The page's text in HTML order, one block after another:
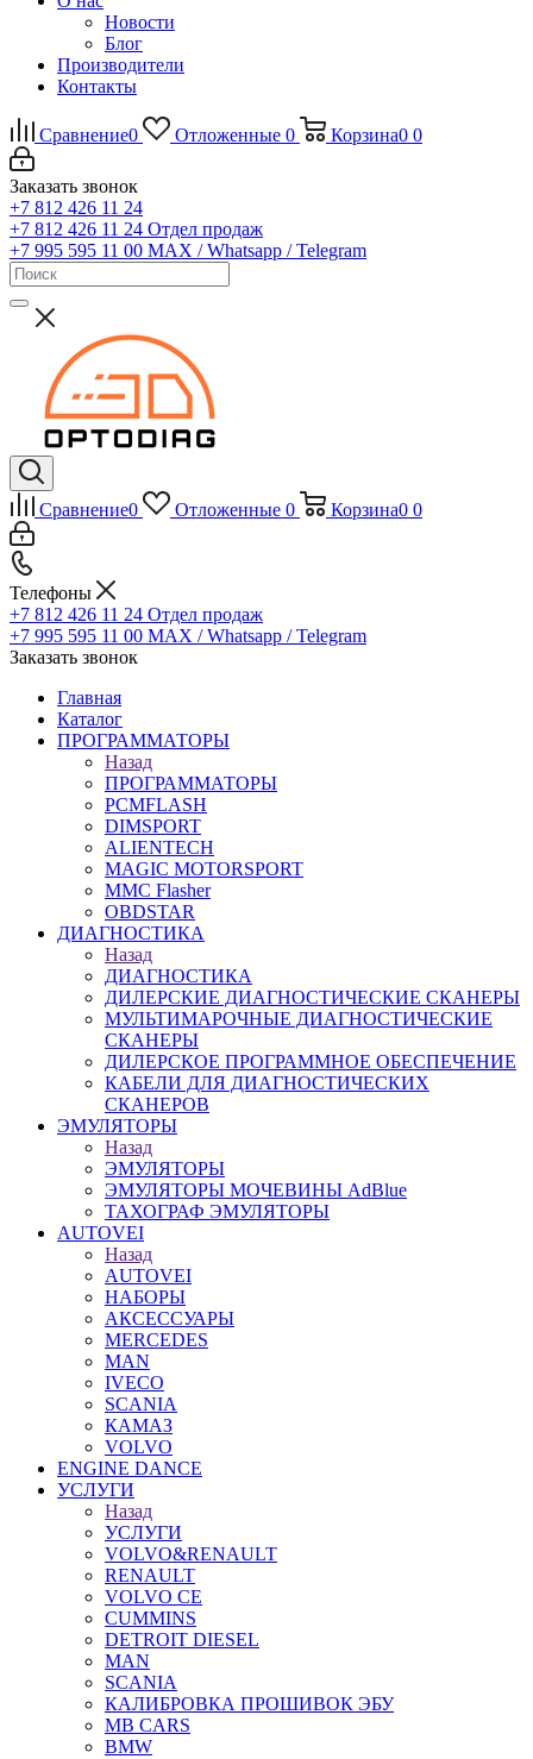
Новости
Блог
Производители
Контакты
Сравнение0 Отложенные 0 Корзина0 0
Заказать звонок
+7 812 426 11 24
+7 812 426 11 24 Отдел продаж
+7 995 595 11 00 MAX / Whatsapp / Telegram
Сравнение0 Отложенные 0 Корзина0 0
Телефоны
+7 812 426 11 24 Отдел продаж
+7 995 595 11 00 MAX / Whatsapp / Telegram
Заказать звонок
Главная
Каталог
ПРОГРАММАТОРЫ
Назад
ПРОГРАММАТОРЫ
PCMFLASH
DIMSPORT
ALIENTECH
MAGIC MOTORSPORT
MMC Flasher
OBDSTAR
ДИАГНОСТИКА
Назад
ДИАГНОСТИКА
ДИЛЕРСКИЕ ДИАГНОСТИЧЕСКИЕ СКАНЕРЫ
МУЛЬТИМАРОЧНЫЕ ДИАГНОСТИЧЕСКИЕ
СКАНЕРЫ
ДИЛЕРСКОЕ ПРОГРАММНОЕ ОБЕСПЕЧЕНИЕ
КАБЕЛИ ДЛЯ ДИАГНОСТИЧЕСКИХ
СКАНЕРОВ
ЭМУЛЯТОРЫ
Назад
ЭМУЛЯТОРЫ
ЭМУЛЯТОРЫ МОЧЕВИНЫ АdBlue
ТАХОГРАФ ЭМУЛЯТОРЫ
AUTOVEI
Назад
AUTOVEI
НАБОРЫ
АКСЕССУАРЫ
MERCEDES
MAN
IVECO
SCANIA
КАМАЗ
VOLVO
ENGINE DANCE
УСЛУГИ
Назад
УСЛУГИ
VOLVO&RENAULT
RENAULT
VOLVO CE
CUMMINS
DETROIT DIESEL
MAN
SCANIA
КАЛИБРОВКА ПРОШИВОК ЭБУ
MB CARS
BMW